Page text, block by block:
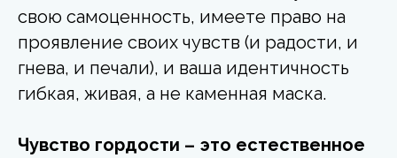
свою самоценность, имеете право на
проявление своих чувств (и радости, и
гнева, и печали), и ваша идентичность
гибкая, живая, а не каменная маска.
Чувство гордости – это естественное